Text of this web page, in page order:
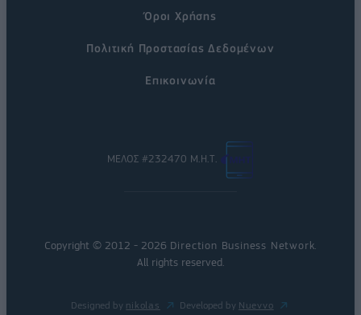
Όροι Χρήσης
Πολιτική Προστασίας Δεδομένων
Επικοινωνία
ΜΕΛΟΣ #232470 Μ.Η.Τ.
Copyright © 2012 - 2026 Direction Business Network.
All rights reserved.
Designed by nikolas Developed by Nuevvo